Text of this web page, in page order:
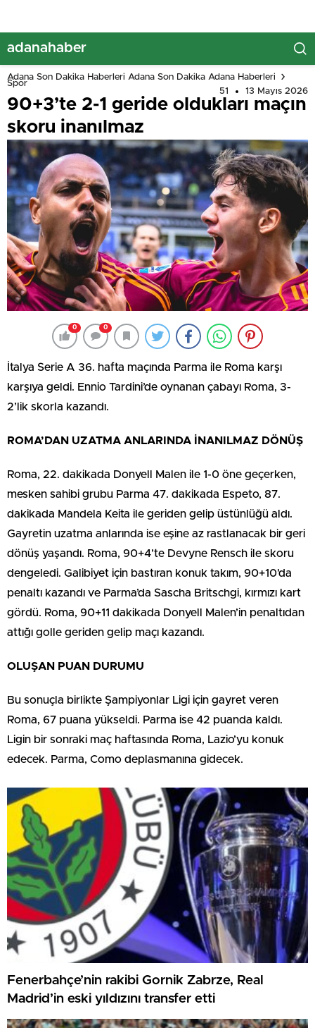
adanahaber
Adana Son Dakika Haberleri Adana Son Dakika Adana Haberleri
Spor
51
13 Mayıs 2026
90+3’te 2-1 geride oldukları maçın
skoru inanılmaz
0 0
İtalya Serie A 36. hafta maçında Parma ile Roma karşı
karşıya geldi. Ennio Tardini’de oynanan çabayı Roma, 3-
2’lik skorla kazandı.
ROMA’DAN UZATMA ANLARINDA İNANILMAZ DÖNÜŞ
Roma, 22. dakikada Donyell Malen ile 1-0 öne geçerken,
mesken sahibi grubu Parma 47. dakikada Espeto, 87.
dakikada Mandela Keita ile geriden gelip üstünlüğü aldı.
Gayretin uzatma anlarında ise eşine az rastlanacak bir geri
dönüş yaşandı. Roma, 90+4’te Devyne Rensch ile skoru
dengeledi. Galibiyet için bastıran konuk takım, 90+10’da
penaltı kazandı ve Parma’da Sascha Britschgi, kırmızı kart
gördü. Roma, 90+11 dakikada Donyell Malen’in penaltıdan
attığı golle geriden gelip maçı kazandı.
OLUŞAN PUAN DURUMU
Bu sonuçla birlikte Şampiyonlar Ligi için gayret veren
Roma, 67 puana yükseldi. Parma ise 42 puanda kaldı.
Ligin bir sonraki maç haftasında Roma, Lazio’yu konuk
edecek. Parma, Como deplasmanına gidecek.
Fenerbahçe’nin rakibi Gornik Zabrze, Real
Madrid’in eski yıldızını transfer etti